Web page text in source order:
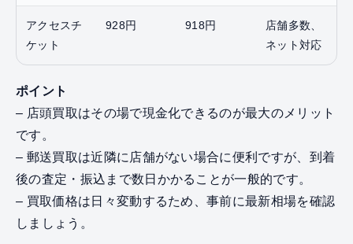
アクセスチ
ケット
928円 918円
店舗多数、
ネット対応
ポイント
– 店頭買取はその場で現金化できるのが最大のメリット
です。
– 郵送買取は近隣に店舗がない場合に便利ですが、到着
後の査定・振込まで数日かかることが一般的です。
– 買取価格は日々変動するため、事前に最新相場を確認
しましょう。